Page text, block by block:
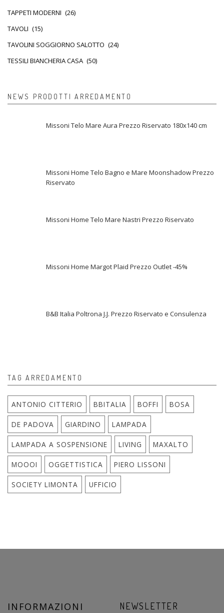
TAPPETI MODERNI (26)
TAVOLI (15)
TAVOLINI SOGGIORNO SALOTTO (24)
TESSILI BIANCHERIA CASA (50)
NEWS PRODOTTI ARREDAMENTO
Missoni Telo Mare Aura Prezzo Riservato 180x140 cm
Missoni Home Telo Bagno e Mare Moonshadow Prezzo
Riservato
Missoni Home Telo Mare Nastri Prezzo Riservato
Missoni Home Margot Plaid Prezzo Outlet -45%
B&B Italia Poltrona J.J. Prezzo Riservato e Consulenza
TAG ARREDAMENTO
ANTONIO CITTERIO BBITALIA BOFFI BOSA
DE PADOVA GIARDINO LAMPADA
LAMPADA A SOSPENSIONE LIVING MAXALTO
MOOOI OGGETTISTICA PIERO LISSONI
SOCIETY LIMONTA UFFICIO
INFORMAZIONI NEWSLETTER